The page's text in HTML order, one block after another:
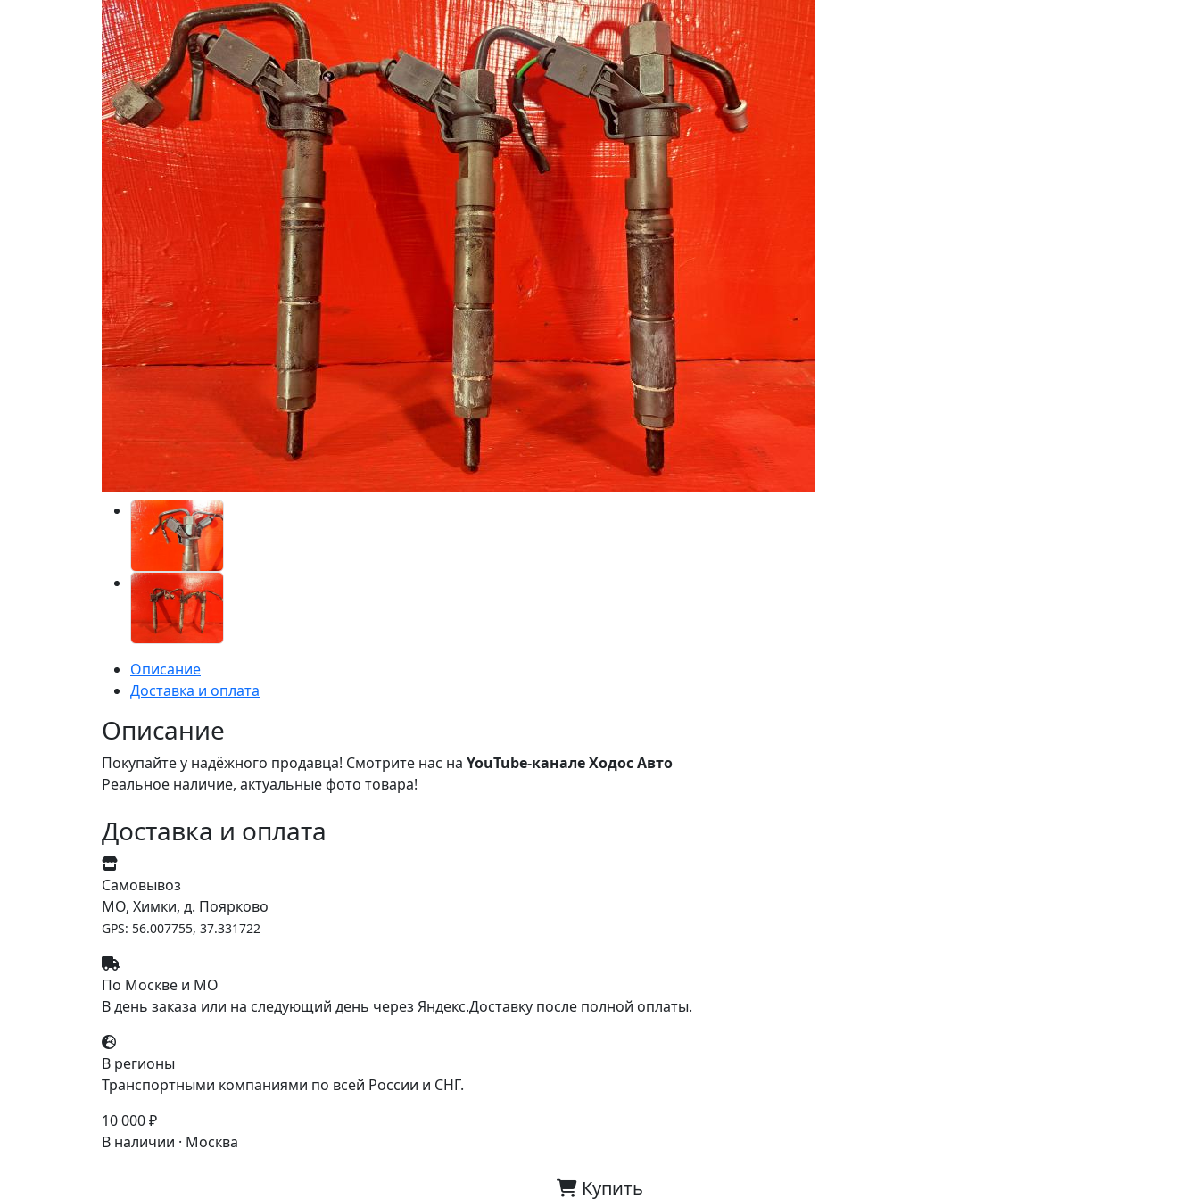
Описание
Доставка и оплата
Описание
Покупайте у надёжного продавца! Смотрите нас на YouTube-канале Ходос Авто
Реальное наличие, актуальные фото товара!
Доставка и оплата
Самовывоз
МО, Химки, д. Поярково
GPS: 56.007755, 37.331722
По Москве и МО
В день заказа или на следующий день через Яндекс.Доставку после полной оплаты.
В регионы
Транспортными компаниями по всей России и СНГ.
10 000 ₽
В наличии · Москва
Купить